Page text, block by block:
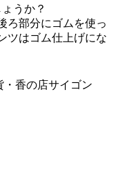
うか？
ろ部分にゴムを使っ
ツはゴム仕上げにな
・香の店サイゴン